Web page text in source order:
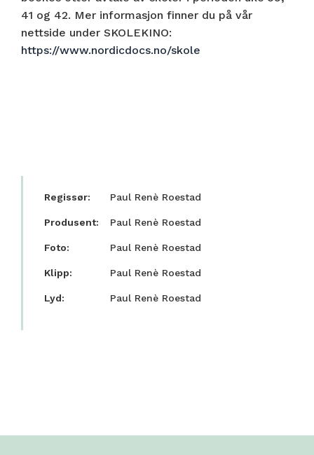
41 og 42. Mer informasjon finner du på vår
nettside under SKOLEKINO:
https://www.nordicdocs.no/skole
Regissør: Paul Renè Roestad
Produsent: Paul Renè Roestad
Foto: Paul Renè Roestad
Klipp: Paul Renè Roestad
Lyd: Paul Renè Roestad